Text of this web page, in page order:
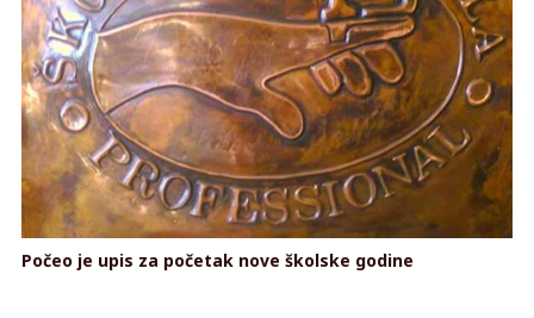
Počeo je upis za početak nove školske godine